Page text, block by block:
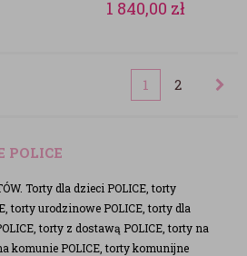
1 840,00 zł
1 2
POLICE
Torty dla dzieci POLICE, torty
torty urodzinowe POLICE, torty dla
torty z dostawą POLICE, torty na
komunie POLICE, torty komunijne